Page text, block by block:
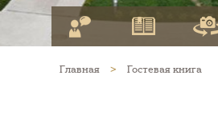
Главная > Гостевая книга